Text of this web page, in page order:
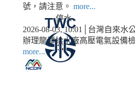
號，請注意。 more...
停水
2026-08-03, 10:01│台灣自來水
辦理龍潭給水廠高壓電氣設備
more...